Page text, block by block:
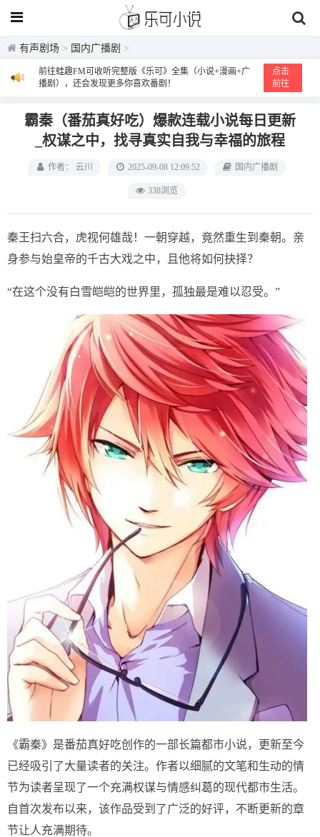
有声剧场 > 国内广播剧 >
前往蛙趣FM可收听完整版《乐可》全集（小说+漫画+广
播剧），还会发现更多你喜欢番剧！
点击
前往
霸秦（番茄真好吃）‌爆款连载小说每日更新‌
_权谋之中，找寻真实自我与幸福的旅程
作者： 云川 2025-09-08 12:09:52 国内广播剧
338浏览
秦王扫六合，虎视何雄哉！一朝穿越，竟然重生到秦朝。亲
身参与始皇帝的千古大戏之中，且他将如何抉择？
“在这个没有白雪皑皑的世界里，孤独最是难以忍受。”
《霸秦》是番茄真好吃创作的一部长篇都市小说，更新至今
已经吸引了大量读者的关注。作者以细腻的文笔和生动的情
节为读者呈现了一个充满权谋与情感纠葛的现代都市生活。
自首次发布以来，该作品受到了广泛的好评，不断更新的章
节让人充满期待。